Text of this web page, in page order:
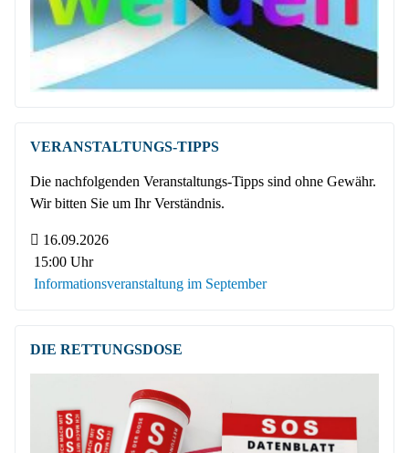
VERANSTALTUNGS-TIPPS
Die nachfolgenden Veranstaltungs-Tipps sind ohne Gewähr.
Wir bitten Sie um Ihr Verständnis.
16.09.2026
15:00 Uhr
Informationsveranstaltung im September
DIE RETTUNGSDOSE